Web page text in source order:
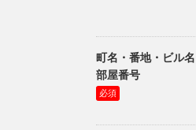
町名・番地・ビル名
部屋番号